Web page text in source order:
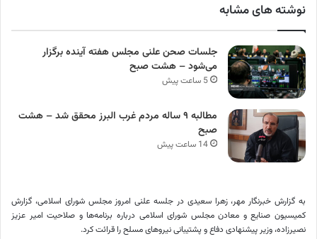
نوشته های مشابه
جلسات صحن علنی مجلس هفته آینده برگزار
می‌شود – هشت صبح
5 ساعت پیش
مطالبه ۹ ساله مردم غرب البرز محقق شد – هشت
صبح
14 ساعت پیش
به گزارش خبرنگار مهر، زهرا سعیدی در جلسه علنی امروز مجلس شورای اسلامی، گزارش
کمیسیون صنایع و معادن مجلس شورای اسلامی درباره برنامه‌ها و صلاحیت امیر عزیز
نصیرزاده، وزیر پیشنهادی دفاع و پشتیبانی نیروهای مسلح را قرائت کرد.